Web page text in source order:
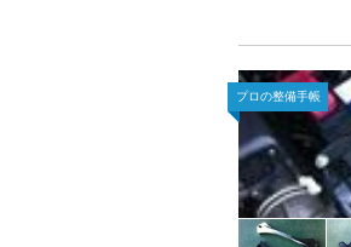
プロの整備手帳